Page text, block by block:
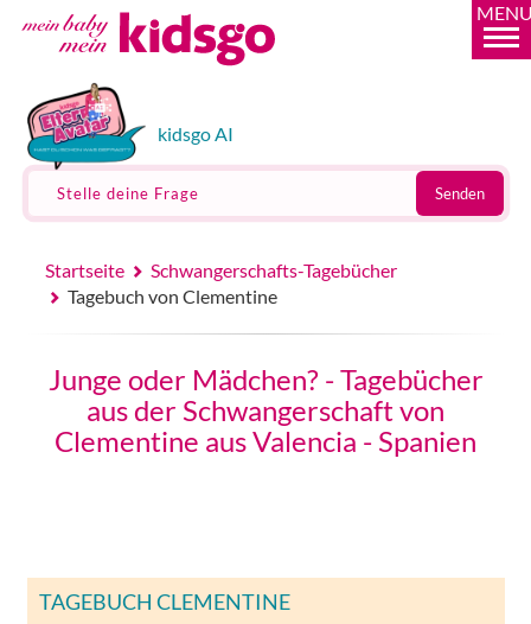
kidsgo AI
Stelle deine Frage Senden
Startseite
Schwangerschafts-Tagebücher
Tagebuch von Clementine
Junge oder Mädchen? - Tagebücher
aus der Schwangerschaft von
Clementine aus Valencia - Spanien
TAGEBUCH CLEMENTINE